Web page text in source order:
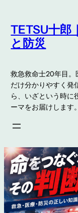
容
を
ス
ッ
プ
TETSU十郎
と防災
救急救命士20年目
だけ分かりやすく発
ら、いざという時に
ーマをお届けします。